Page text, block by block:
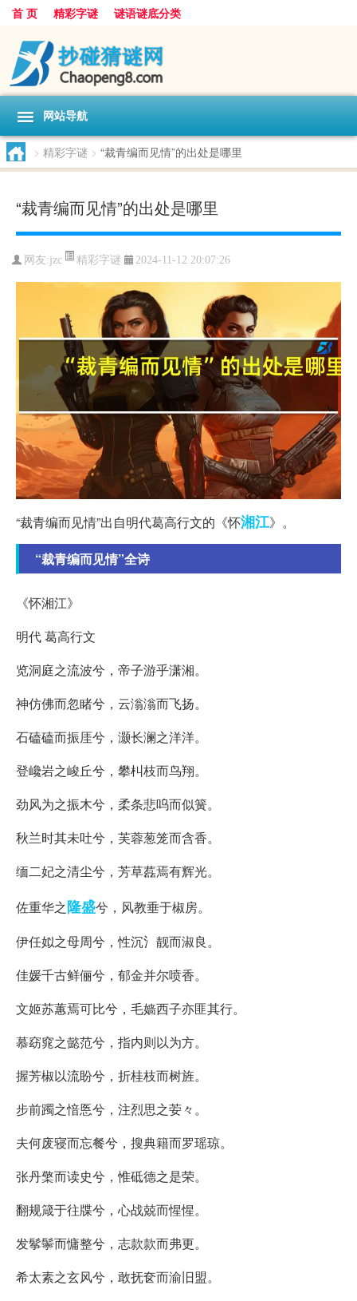
首 页 精彩字谜 谜语谜底分类
网站导航
> 精彩字谜 > “裁青编而见情”的出处是哪里
“裁青编而见情”的出处是哪里
网友:jzc 精彩字谜 2024-11-12 20:07:26
“裁青编而见情”出自明代葛高行文的《怀湘江》。
“裁青编而见情”全诗
《怀湘江》
明代 葛高行文
览洞庭之流波兮，帝子游乎潇湘。
神仿佛而忽睹兮，云滃滃而飞扬。
石磕磕而振厓兮，灏长澜之洋洋。
登巉岩之峻丘兮，攀朻枝而鸟翔。
劲风为之振木兮，柔条悲呜而似簧。
秋兰时其未吐兮，芙蓉葱笼而含香。
缅二妃之清尘兮，芳草藞焉有辉光。
佐重华之隆盛兮，风教垂于椒房。
伊任姒之母周兮，性沉氵靓而淑良。
佳媛千古鲜俪兮，郁金并尔喷香。
文姬苏蕙焉可比兮，毛嫱西子亦匪其行。
慕窈窕之懿范兮，指内则以为方。
握芳椒以流盼兮，折桂枝而树旌。
步前躅之愔悘兮，注烈思之荌々。
夫何废寝而忘餐兮，搜典籍而罗瑶琼。
张丹檠而读史兮，惟砥德之是荣。
翻规箴于往牒兮，心战兢而惺惺。
发鬇鬡而慵整兮，志款款而弗更。
希太素之玄风兮，敢抚奁而渝旧盟。